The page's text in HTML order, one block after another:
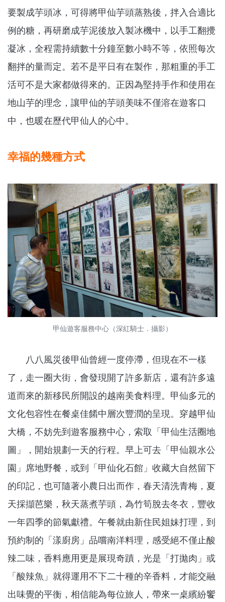
要製成芋頭冰，可得將甲仙芋頭蒸熟後，拌入合適比
例的糖，再研磨成芋泥後放入製冰機中，以手工翻攪
凝冰，全程需持續數十分鐘至數小時不等，依照每次
翻拌的量而定。若不是平日有在製作，那粗重的手工
活可不是大家都做得來的。正因為堅持手作和使用在
地山芋的理念，讓甲仙的芋頭美味不僅溶在遊客口
中，也暖在歷代甲仙人的心中。
幸福的幾種方式
甲仙遊客服務中心（深紅騎士．攝影）
八八風災後甲仙曾經一度停滯，但現在不一樣
了，走一圈大街，會發現開了許多新店，還有許多遠
道而來的新移民所開設的越南美食料理。甲仙多元的
文化包容性在餐桌佳餚中層次豐潤的呈現。穿越甲仙
大橋，不妨先到遊客服務中心，索取「甲仙生活圈地
圖」，開始規劃一天的行程。早上可去「甲仙親水公
園」席地野餐，或到「甲仙化石館」收藏大自然留下
的印記，也可隨著小農日出而作，春天清洗青梅，夏
天採擷芭樂，秋天蒸煮芋頭，為竹筍脫去冬衣，豐收
一年四季的節氣獻禮。午餐就由新住民姐妹打理，到
預約制的「漾廚房」品嚐南洋料理，感受絕不僅止酸
辣二味，香料應用更是展現奇蹟，光是「打拋肉」或
「酸辣魚」就得運用不下二十種的辛香料，才能交融
出味覺的平衡，相信能為每位旅人，帶來一桌繽紛饗